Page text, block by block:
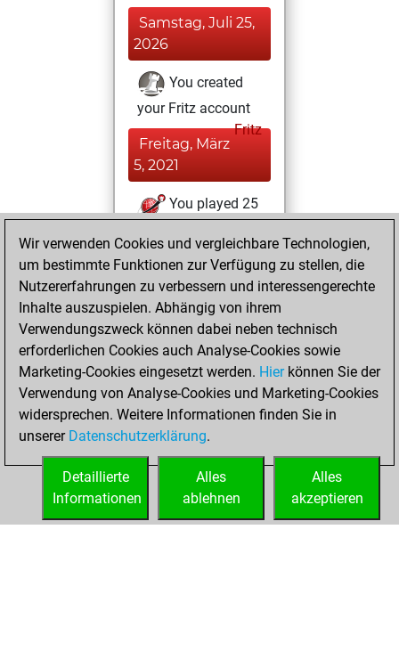
Samstag, Juli 25,
2026
You created
your Fritz account
Fritz
Freitag, März
5, 2021
You played 25
You scored +11
=2 -12 in slow games
Sonntag, März 29,
2020
You played 375
blitz games
Play
You scored
blitz
Wir verwenden Cookies und vergleichbare Technologien,
um bestimmte Funktionen zur Verfügung zu stellen, die
Nutzererfahrungen zu verbessern und interessengerechte
Inhalte auszuspielen. Abhängig von ihrem
Verwendungszweck können dabei neben technisch
erforderlichen Cookies auch Analyse-Cookies sowie
Marketing-Cookies eingesetzt werden. Hierkönnen Sie der
Verwendung von Analyse-Cookies und Marketing-Cookies
widersprechen. Weitere Informationen finden Sie in
unserer Datenschutzerklärung.
Alles
akzeptieren
Alles
ablehnen
Detaillierte
Informationen